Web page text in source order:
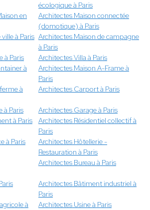
écologique à Paris
en
Architectes Maison connectée
(domotique) à Paris
à Paris Architectes Maison de campagne
à Paris
à Paris
Architectes Villa à Paris
à
Architectes Maison A-Frame à
Paris
à
Architectes Carport à Paris
à Paris
Architectes Garage à Paris
à Paris
Architectes Résidentiel collectif à
Paris
à Paris
Architectes Hôtellerie -
Restauration à Paris
Architectes Bureau à Paris
Architectes Bâtiment industriel à
Paris
à
Architectes Usine à Paris